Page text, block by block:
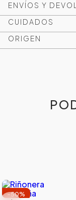
ENVÍOS Y
CUIDADOS
ORIGEN
-50%